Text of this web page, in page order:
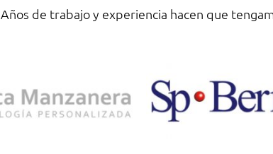
Años de trabajo y experiencia hacen que